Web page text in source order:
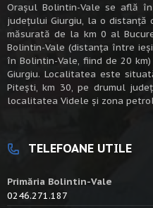
Oraşul Bolintin-Vale se află
judeţului Giurgiu, la o distanţă
măsurată de la km 0 al
Bolintin-Vale (distanța între
în Bolintin-Vale, fiind de 20
Giurgiu. Localitatea este
Piteşti, km 30, pe drumul
localitatea Videle şi zona
TELEFOANE UTILE
Primăria Bolintin-Vale
0246.271.187